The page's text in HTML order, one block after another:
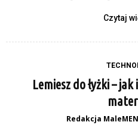
Czytaj
Lemiesz do łyżki –
Redakcja